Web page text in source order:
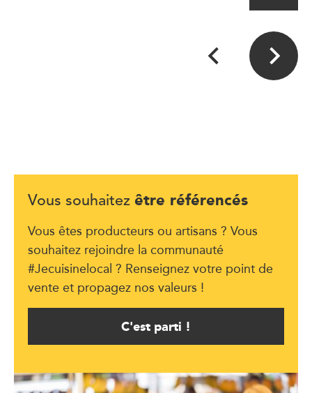
Vous souhaitez être référencés
Vous êtes producteurs ou artisans ? Vous
souhaitez rejoindre la communauté
#Jecuisinelocal ? Renseignez votre point de
vente et propagez nos valeurs !
C'est parti !